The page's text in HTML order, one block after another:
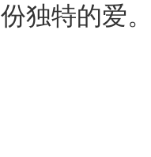
独特的爱。